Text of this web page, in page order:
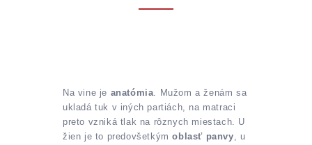
Na vine je anatómia. Mužom a ženám sa
ukladá tuk v iných partiách, na matraci
preto vzniká tlak na rôznych miestach. U
žien je to predovšetkýmoblasť panvy, u